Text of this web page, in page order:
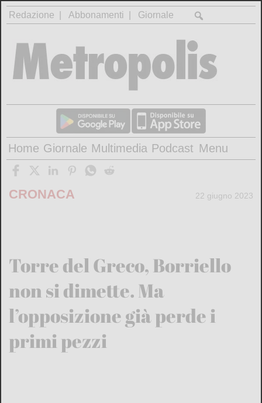
Redazione Abbonamenti Giornale
Home Giornale Multimedia Podcast Menu
CRONACA 22 giugno 2023
Torre del Greco, Borriello
non si dimette. Ma
l’opposizione già perde i
primi pezzi